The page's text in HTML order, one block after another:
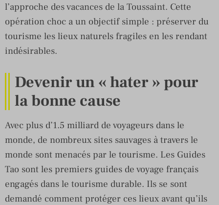
l’approche des vacances de la Toussaint. Cette
opération choc a un objectif simple : préserver du
tourisme les lieux naturels fragiles en les rendant
indésirables.
Devenir un « hater » pour
la bonne cause
Avec plus d’1.5 milliard de voyageurs dans le
monde, de nombreux sites sauvages à travers le
monde sont menacés par le tourisme. Les Guides
Tao sont les premiers guides de voyage français
engagés dans le tourisme durable. Ils se sont
demandé comment protéger ces lieux avant qu’ils